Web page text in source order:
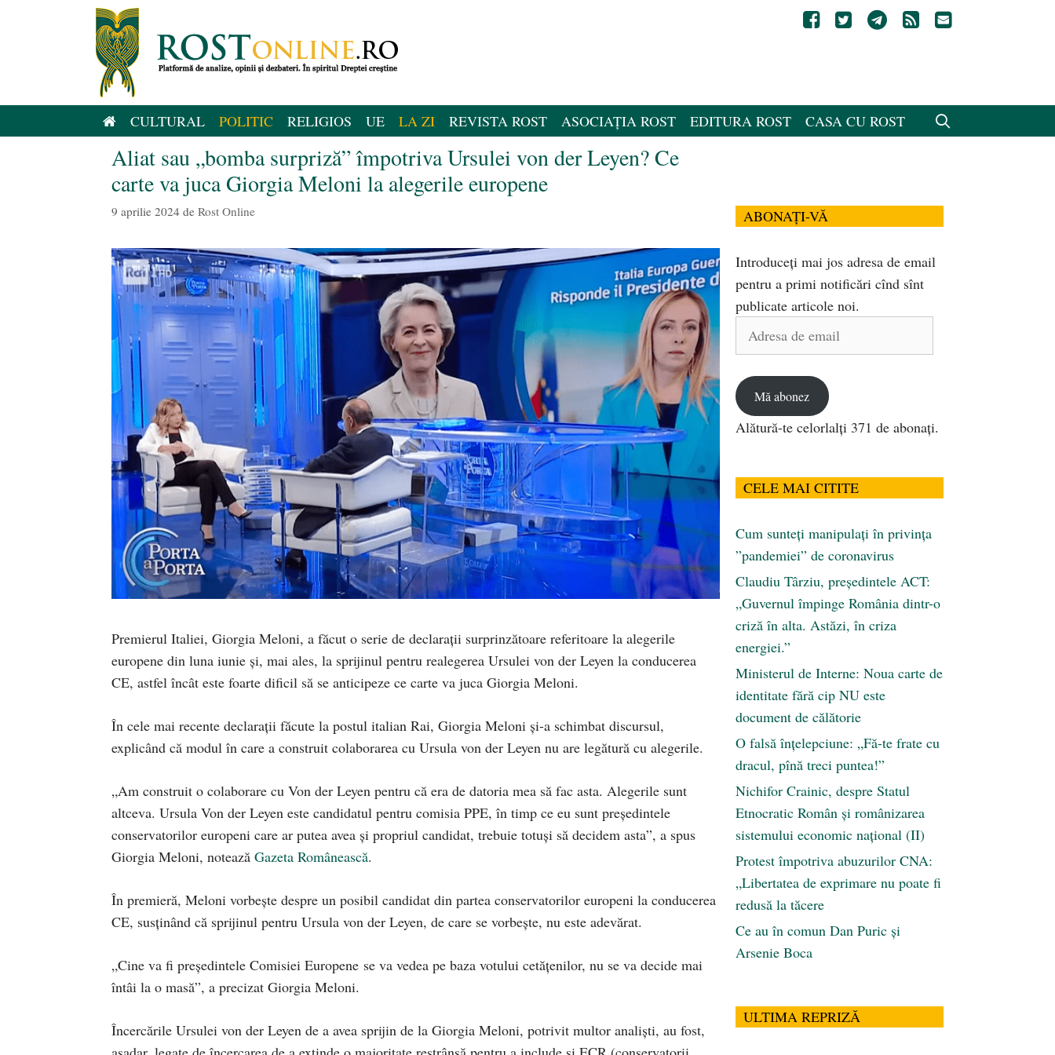
CULTURAL POLITIC RELIGIOS UE LA ZI REVISTA ROST ASOCIAȚIA ROST EDITURA ROST CASA CU ROST
Aliat sau „bomba surpriză” împotriva Ursulei von der Leyen? Ce
carte va juca Giorgia Meloni la alegerile europene
9 aprilie 2024 de Rost Online
Premierul Italiei, Giorgia Meloni, a făcut o serie de declarații surprinzătoare referitoare la alegerile
europene din luna iunie și, mai ales, la sprijinul pentru realegerea Ursulei von der Leyen la conducerea
CE, astfel încât este foarte dificil să se anticipeze ce carte va juca Giorgia Meloni.
În cele mai recente declarații făcute la postul italian Rai, Giorgia Meloni și-a schimbat discursul,
explicând că modul în care a construit colaborarea cu Ursula von der Leyen nu are legătură cu alegerile.
„Am construit o colaborare cu Von der Leyen pentru că era de datoria mea să fac asta. Alegerile sunt
altceva. Ursula Von der Leyen este candidatul pentru comisia PPE, în timp ce eu sunt președintele
conservatorilor europeni care ar putea avea și propriul candidat, trebuie totuși să decidem asta”, a spus
Giorgia Meloni, notează Gazeta Românească.
În premieră, Meloni vorbește despre un posibil candidat din partea conservatorilor europeni la conducerea
CE, susținând că sprijinul pentru Ursula von der Leyen, de care se vorbește, nu este adevărat.
„Cine va fi președintele Comisiei Europene se va vedea pe baza votului cetățenilor, nu se va decide mai
întâi la o masă”, a precizat Giorgia Meloni.
Încercările Ursulei von der Leyen de a avea sprijin de la Giorgia Meloni, potrivit multor analiști, au fost,
ABONAȚI-VĂ
Introduceți mai jos adresa de email
pentru a primi notificări cînd sînt
publicate articole noi.
Adresa
Mă abonez
Alătură-te celorlalți 371 de abonați.
CELE MAI CITITE
Cum sunteți manipulați în privința
”pandemiei” de coronavirus
Claudiu Târziu, președintele ACT:
„Guvernul împinge România dintr-o
criză în alta. Astăzi, în criza
energiei.”
Ministerul de Interne: Noua carte de
identitate fără cip NU este
document de călătorie
O falsă înțelepciune: „Fă-te frate cu
dracul, pînă treci puntea!”
Nichifor Crainic, despre Statul
Etnocratic Român şi românizarea
sistemului economic naţional (II)
Protest împotriva abuzurilor CNA:
„Libertatea de exprimare nu poate fi
redusă la tăcere
Ce au în comun Dan Puric şi
Arsenie Boca
ULTIMA REPRIZĂ